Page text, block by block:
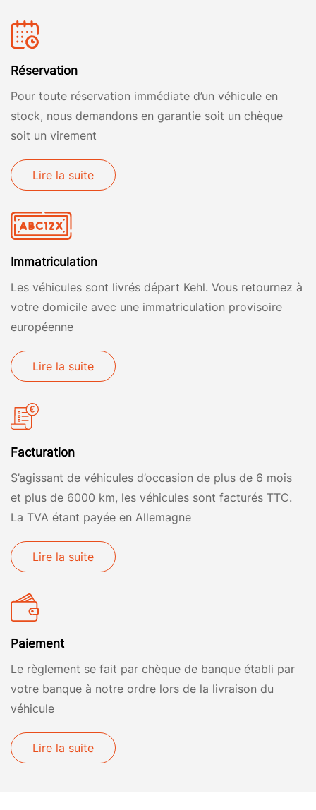
Réservation
Pour toute réservation immédiate d’un véhicule en
stock, nous demandons en garantie soit un chèque
soit un virement
Lire la suite
Immatriculation
Les véhicules sont livrés départ Kehl. Vous retournez à
votre domicile avec une immatriculation provisoire
européenne
Lire la suite
Facturation
S’agissant de véhicules d’occasion de plus de 6 mois
et plus de 6000 km, les véhicules sont facturés TTC.
La TVA étant payée en Allemagne
Lire la suite
Paiement
Le règlement se fait par chèque de banque établi par
votre banque à notre ordre lors de la livraison du
véhicule
Lire la suite